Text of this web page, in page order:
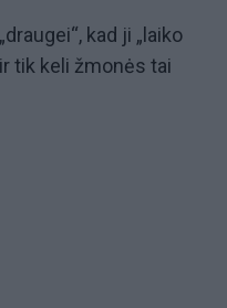
kad ji „laiko
tik keli žmonės tai